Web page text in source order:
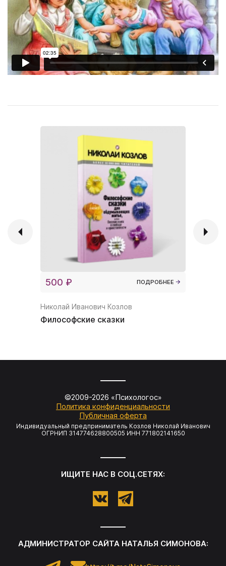
500 ₽ ПОДРОБНЕЕ
Николай Иванович Козлов
Философские сказки
©2009-2026 «Психологос»
Политика конфиденциальности
Публичная оферта
Индивидуальный предприниматель Козлов Николай Иванович
ОГРНИП 314774628800505 ИНН 771802141650
ИЩИТЕ НАС В СОЦ.СЕТЯХ:
АДМИНИСТРАТОР САЙТА НАТАЛЬЯ СИМОНОВА: